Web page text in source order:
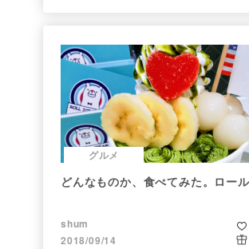
グルメ
どんなものか、食べてみた。ロール
shum
2018/09/14